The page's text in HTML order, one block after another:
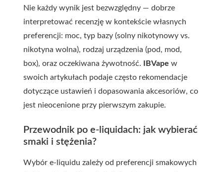
Nie każdy wynik jest bezwzględny — dobrze
interpretować recenzję w kontekście własnych
preferencji: moc, typ bazy (solny nikotynowy vs.
nikotyna wolna), rodzaj urządzenia (pod, mod,
box), oraz oczekiwana żywotność.
IBVape w
swoich artykułach podaje często rekomendacje
dotyczące ustawień i dopasowania akcesoriów, co
jest nieocenione przy pierwszym zakupie.
Przewodnik po e-liquidach: jak wybierać
smaki i stężenia?
Wybór e-liquidu zależy od preferencji smakowych